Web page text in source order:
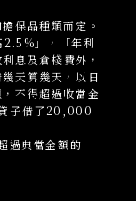
保品種類而定。
2.5%」，「年利
息及倉棧費外，
天算幾天，以日
不得超過收當金
子借了20,000
典當金額的